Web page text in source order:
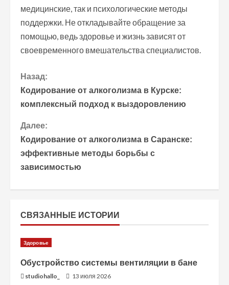
медицинские, так и психологические методы
поддержки. Не откладывайте обращение за
помощью, ведь здоровье и жизнь зависят от
своевременного вмешательства специалистов.
П
р
о
д
о
л
ж
и
т
ь
Назад:
Кодирование от алкоголизма в Курске:
комплексный подход к выздоровлению
Далее:
Кодирование от алкоголизма в Саранске:
эффективные методы борьбы с
зависимостью
СВЯЗАННЫЕ ИСТОРИИ
Здоровье
Обустройство системы вентиляции в бане
studiohallo_ 13 июля 2026